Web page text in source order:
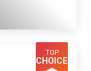
TOP
CHOICE